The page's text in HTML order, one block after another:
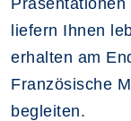
liefern Ihnen
erhalten am
Französische
begleiten.